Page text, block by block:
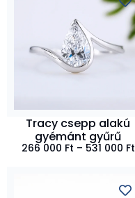
Tracy csepp alakú
gyémánt gyűrű
266 000 Ft – 531 000 Ft